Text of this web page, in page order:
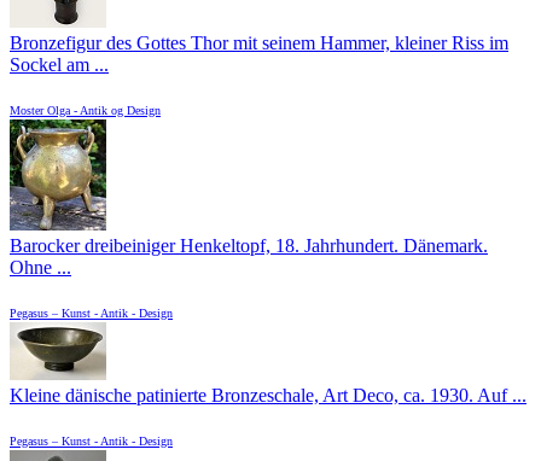
Bronzefigur des Gottes Thor mit seinem Hammer, kleiner Riss im
Sockel am ...
Moster Olga - Antik og Design
Barocker dreibeiniger Henkeltopf, 18. Jahrhundert. Dänemark.
Ohne ...
Pegasus – Kunst - Antik - Design
Kleine dänische patinierte Bronzeschale, Art Deco, ca. 1930. Auf ...
Pegasus – Kunst - Antik - Design